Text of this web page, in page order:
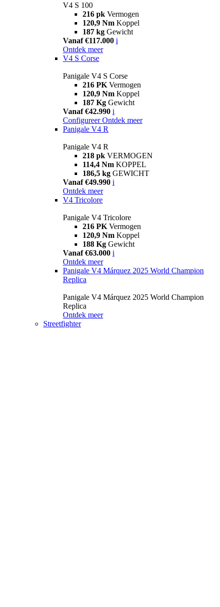
V4 S 100
216 pk Vermogen
120,9 Nm Koppel
187 kg Gewicht
Vanaf €117.000 i
Ontdek meer
V4 S Corse
Panigale V4 S Corse
216 PK Vermogen
120,9 Nm Koppel
187 Kg Gewicht
Vanaf €42.990 i
Configureer Ontdek meer
Panigale V4 R
Panigale V4 R
218 pk VERMOGEN
114,4 Nm KOPPEL
186,5 kg GEWICHT
Vanaf €49.990 i
Ontdek meer
V4 Tricolore
Panigale V4 Tricolore
216 PK Vermogen
120,9 Nm Koppel
188 Kg Gewicht
Vanaf €63.000 i
Ontdek meer
Panigale V4 Márquez 2025 World Champion
Replica
Panigale V4 Márquez 2025 World Champion
Replica
Ontdek meer
Streetfighter